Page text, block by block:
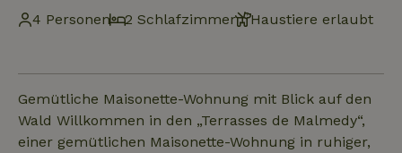
4 Personen
2 Schlafzimmer Haustiere erlaubt
Gemütliche Maisonette-Wohnung mit Blick auf den
Wald Willkommen in den „Terrasses de Malmedy“,
einer gemütlichen Maisonette-Wohnung in ruhiger,